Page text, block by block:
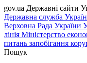
gov.ua Державні сайти
Державна служба
Верховна Рада України
лінія Міністерство
питань запобігання
Пошук